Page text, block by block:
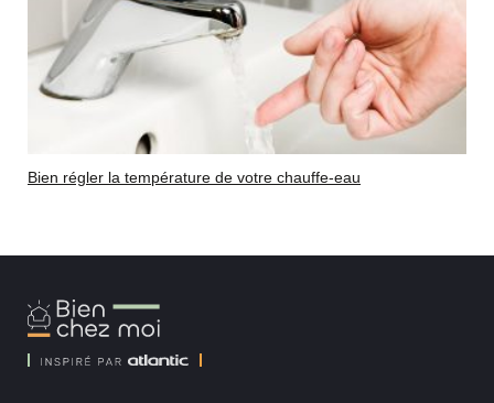
Bien régler la température de votre chauffe-eau
Bien
Chez